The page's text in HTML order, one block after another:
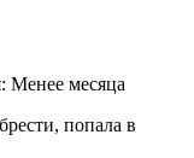
Менее месяца
попала в